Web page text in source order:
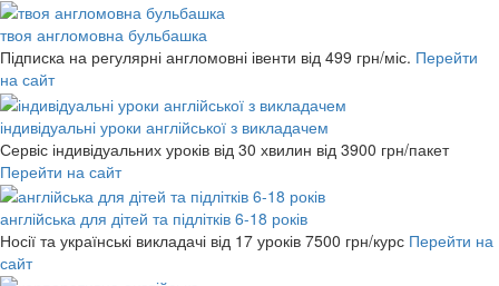
твоя англомовна бульбашка
Підписка на регулярні англомовні івенти від 499 грн/міс. Перейти
на сайт
індивідуальні уроки англійської з викладачем
Сервіс індивідуальних уроків від 30 хвилин від 3900 грн/пакет
Перейти на сайт
англійська для дітей та підлітків 6-18 років
Носії та українські викладачі від 17 уроків 7500 грн/курс Перейти на
сайт